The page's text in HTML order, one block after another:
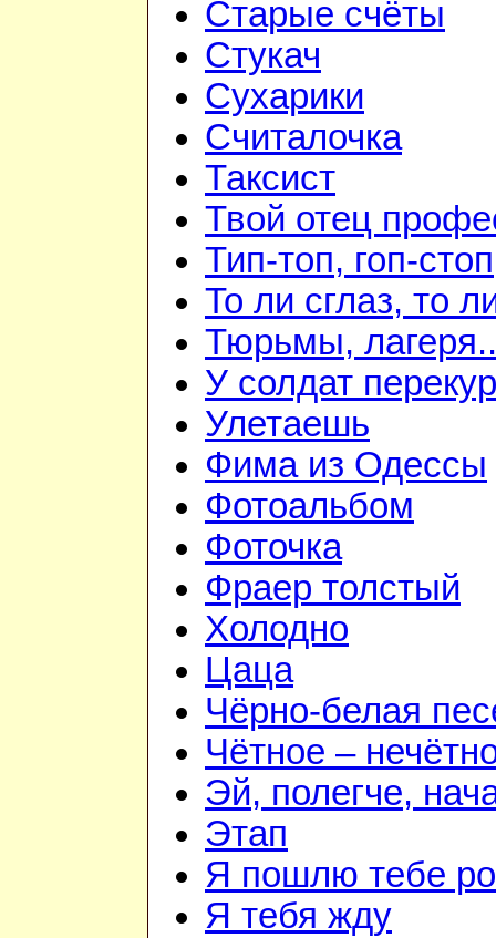
Старые счёты
Стукач
Сухарики
Считалочка
Таксист
Твой отец
Тип-топ, гоп-стоп
То ли сглаз, то
Тюрьмы,
У солдат перекур
Улетаешь
Фима из Одессы
Фотоальбом
Фоточка
Фраер толстый
Холодно
Цаца
Чёрно-белая
Чётное –
Эй, полегче,
Этап
Я пошлю тебе
Я тебя жду